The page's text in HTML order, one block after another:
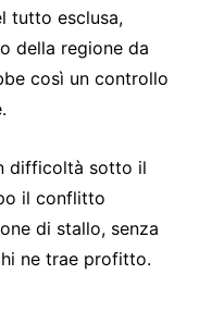
tutto esclusa,
della regione da
così un controllo
difficoltà sotto il
il conflitto
di stallo, senza
ne trae profitto.